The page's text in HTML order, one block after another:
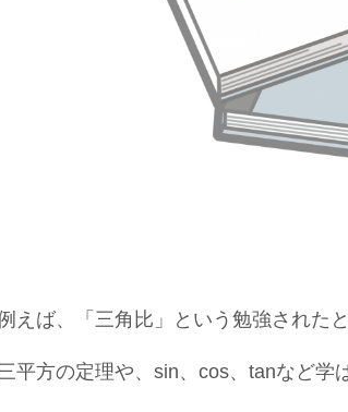
えば、「三角比」という勉強されたと
平方の定理や、sin、cos、tanなど学